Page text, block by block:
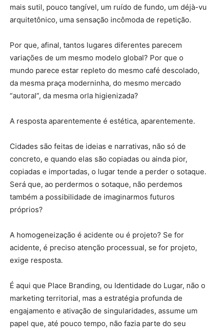
mais sutil, pouco tangível, um ruído de fundo, um déjà-vu
arquitetônico, uma sensação incômoda de repetição.
Por que, afinal, tantos lugares diferentes parecem
variações de um mesmo modelo global? Por que o
mundo parece estar repleto do mesmo café descolado,
da mesma praça moderninha, do mesmo mercado
“autoral”, da mesma orla higienizada?
A resposta aparentemente é estética, aparentemente.
Cidades são feitas de ideias e narrativas, não só de
concreto, e quando elas são copiadas ou ainda pior,
copiadas e importadas, o lugar tende a perder o sotaque.
Será que, ao perdermos o sotaque, não perdemos
também a possibilidade de imaginarmos futuros
próprios?
A homogeneização é acidente ou é projeto? Se for
acidente, é preciso atenção processual, se for projeto,
exige resposta.
É aqui que Place Branding, ou Identidade do Lugar, não o
marketing territorial, mas a estratégia profunda de
engajamento e ativação de singularidades, assume um
papel que, até pouco tempo, não fazia parte do seu